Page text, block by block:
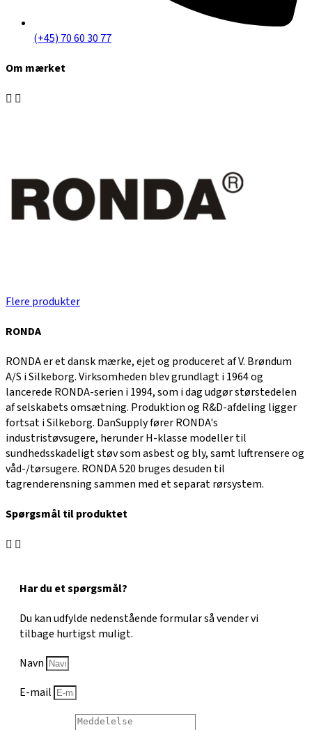
(+45) 70 60 30 77
Om mærket
Flere produkter
RONDA
RONDA er et dansk mærke, ejet og produceret af V. Brøndum
A/S i Silkeborg. Virksomheden blev grundlagt i 1964 og
lancerede RONDA-serien i 1994, som i dag udgør størstedelen
af selskabets omsætning. Produktion og R&D-afdeling ligger
fortsat i Silkeborg. DanSupply fører RONDA's
industristøvsugere, herunder H-klasse modeller til
sundhedsskadeligt støv som asbest og bly, samt luftrensere og
våd-/tørsugere. RONDA 520 bruges desuden til
tagrenderensning sammen med et separat rørsystem.
Spørgsmål til produktet
Har du et spørgsmål?
Du kan udfylde nedenstående formular så vender vi
tilbage hurtigst muligt.
Navn
E-mail